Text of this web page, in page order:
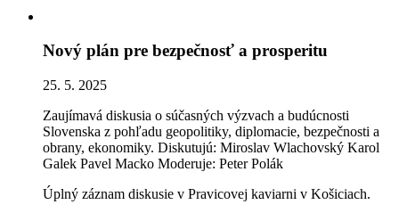
Nový plán pre bezpečnosť a prosperitu
25. 5. 2025
Zaujímavá diskusia o súčasných výzvach a budúcnosti
Slovenska z pohľadu geopolitiky, diplomacie, bezpečnosti a
obrany, ekonomiky. Diskutujú: Miroslav Wlachovský Karol
Galek Pavel Macko Moderuje: Peter Polák
Úplný záznam diskusie v Pravicovej kaviarni v Košiciach.